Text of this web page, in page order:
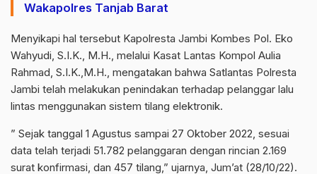
Wakapolres Tanjab Barat
Menyikapi hal tersebut Kapolresta Jambi Kombes Pol. Eko
Wahyudi, S.I.K., M.H., melalui Kasat Lantas Kompol Aulia
Rahmad, S.I.K.,M.H., mengatakan bahwa Satlantas Polresta
Jambi telah melakukan penindakan terhadap pelanggar lalu
lintas menggunakan sistem tilang elektronik.
” Sejak tanggal 1 Agustus sampai 27 Oktober 2022, sesuai
data telah terjadi 51.782 pelanggaran dengan rincian 2.169
surat konfirmasi, dan 457 tilang,” ujarnya, Jum’at (28/10/22).